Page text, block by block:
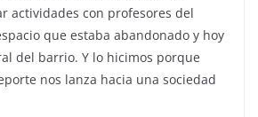
actividades con profesores del
que estaba abandonado y hoy
del barrio. Y lo hicimos porque
nos lanza hacia una sociedad